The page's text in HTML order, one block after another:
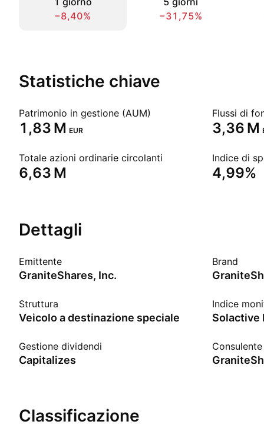
−8,40%
−31,75%
Statistiche chiave
Patrimonio in gestione (AUM)
‪1,83 M‬ EUR
Flussi di
‪3,36 M‬
Totale azioni ordinarie circolanti
‪6,63 M‬
Indice di
4,99%
Dettagli
Emittente
GraniteShares, Inc.
Brand
Struttura
Veicolo a destinazione speciale
Indice
Gestione dividendi
Capitalizes
Classificazione